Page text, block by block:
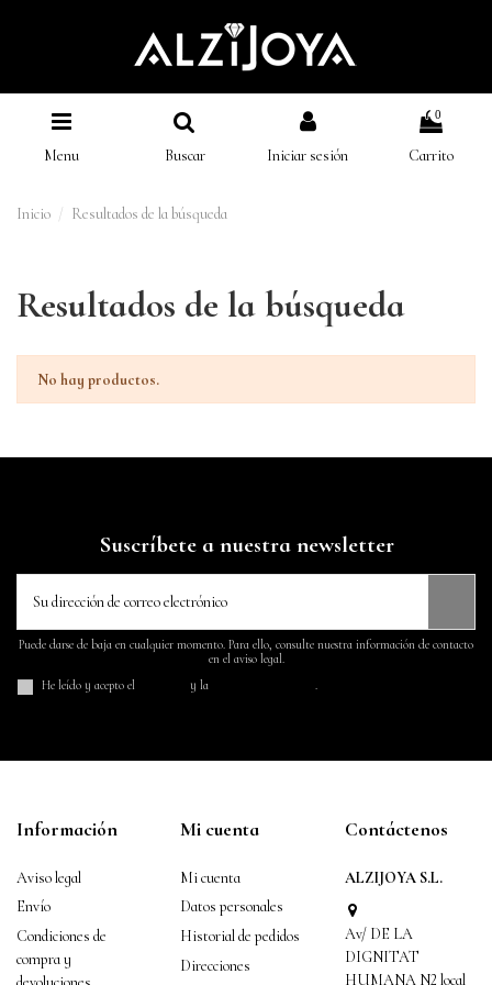
Menu Buscar Iniciar sesión
0
Carrito
Inicio Resultados de la búsqueda
Resultados de la búsqueda
No hay productos.
Suscríbete a nuestra newsletter
Puede darse de baja en cualquier momento. Para ello, consulte nuestra información de contacto
en el aviso legal.
He leído y acepto el
y la .
Información
Aviso legal
Envío
Condiciones de
compra y
Mi cuenta
Mi cuenta
Datos personales
Historial de pedidos
Direcciones
Contáctenos
ALZIJOYA S.L.
Av/ DE LA
DIGNITAT
HUMANA N2 local